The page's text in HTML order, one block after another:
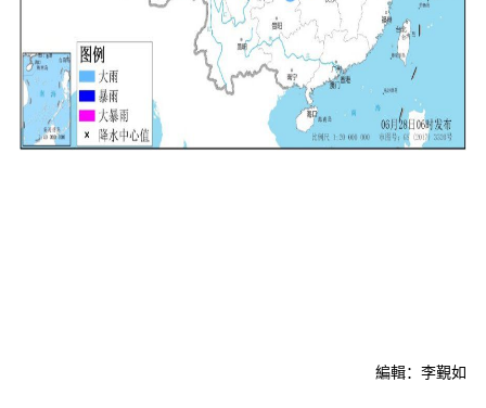
編輯：李覲如